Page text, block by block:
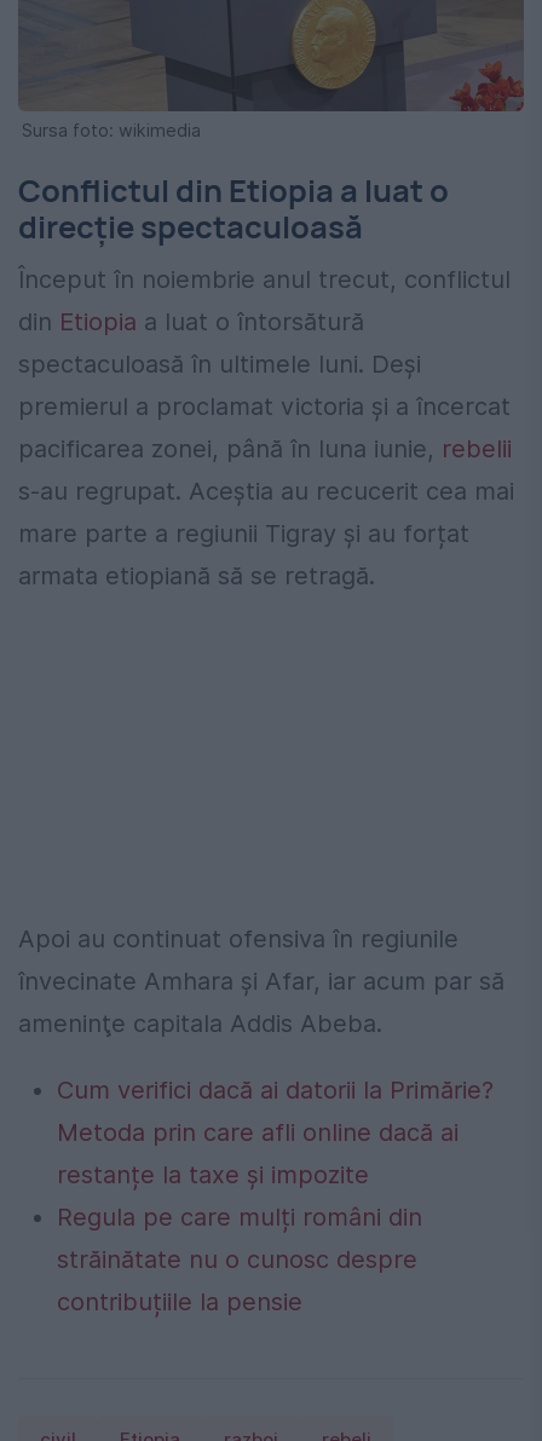
Sursa foto: wikimedia
Conflictul din Etiopia a luat o
direcție spectaculoasă
Început în noiembrie anul trecut, conflictul
din Etiopia a luat o întorsătură
spectaculoasă în ultimele luni. Deși
premierul a proclamat victoria și a încercat
pacificarea zonei, până în luna iunie, rebelii
s-au regrupat. Aceștia au recucerit cea mai
mare parte a regiunii Tigray și au forțat
armata etiopiană să se retragă.
Apoi au continuat ofensiva în regiunile
învecinate Amhara şi Afar, iar acum par să
ameninţe capitala Addis Abeba.
Cum verifici dacă ai datorii la Primărie?
Metoda prin care afli online dacă ai
restanțe la taxe și impozite
Regula pe care mulți români din
străinătate nu o cunosc despre
contribuțiile la pensie